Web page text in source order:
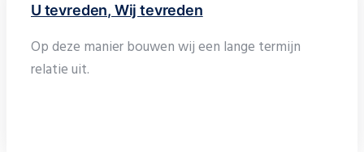
U tevreden, Wij tevreden
Op deze manier bouwen wij een lange termijn
relatie uit.